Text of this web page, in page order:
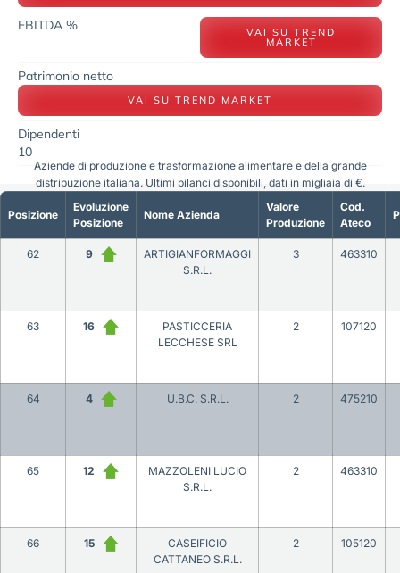
EBITDA % VAI SU TREND
MARKET
Patrimonio netto
VAI SU TREND MARKET
Dipendenti
10
Posizione
Evoluzione
Posizione
Nome Azienda
Valore
Produzione
Cod.
Ateco
62 9
ARTIGIANFORMAGGI
S.R.L.
3 463310
63 16
PASTICCERIA
LECCHESE SRL
2 107120
64 4 U.B.C. S.R.L. 2 475210
65 12
MAZZOLENI LUCIO
S.R.L.
2 463310
66 15
CASEIFICIO
CATTANEO S.R.L.
2 105120
Aziende di produzione e trasformazione alimentare e della grande
distribuzione italiana. Ultimi bilanci disponibili, dati in migliaia di €.